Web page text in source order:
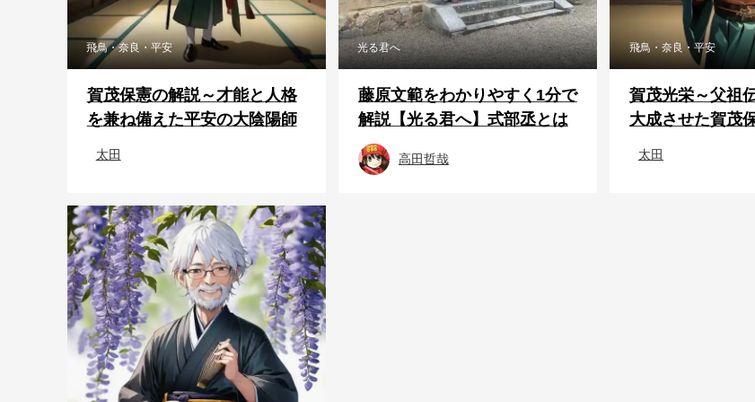
飛鳥・奈良・平安
賀茂保憲の解説～才能と人格
を兼ね備えた平安の大陰陽師
太田
光る君へ
藤原文範をわかりやすく1分で
解説【光る君へ】式部丞とは
高田哲哉
飛鳥・奈良・平安
賀茂光栄～父祖
大成させた賀茂
太田